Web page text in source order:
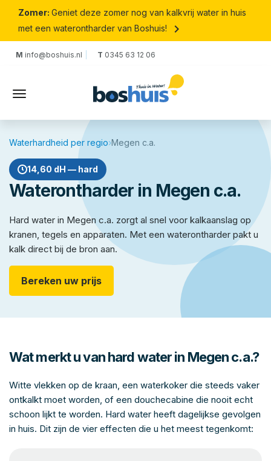
Zomer: Geniet deze zomer nog van kalkvrij water in huis
met een waterontharder van Boshuis!
keyboard_arrow_right
M info@boshuis.nl T 0345 63 12 06
Waterhardheid per regio›Megen c.a.
14,60 dH — hard
Waterontharder in Megen c.a.
Hard water in Megen c.a. zorgt al snel voor kalkaanslag op
kranen, tegels en apparaten. Met een waterontharder pakt u
kalk direct bij de bron aan.
Bereken uw prijs
Wat merkt u van hard water in Megen c.a.?
Witte vlekken op de kraan, een waterkoker die steeds vaker
ontkalkt moet worden, of een douchecabine die nooit echt
schoon lijkt te worden. Hard water heeft dagelijkse gevolgen
in huis. Dit zijn de vier effecten die u het meest tegenkomt: